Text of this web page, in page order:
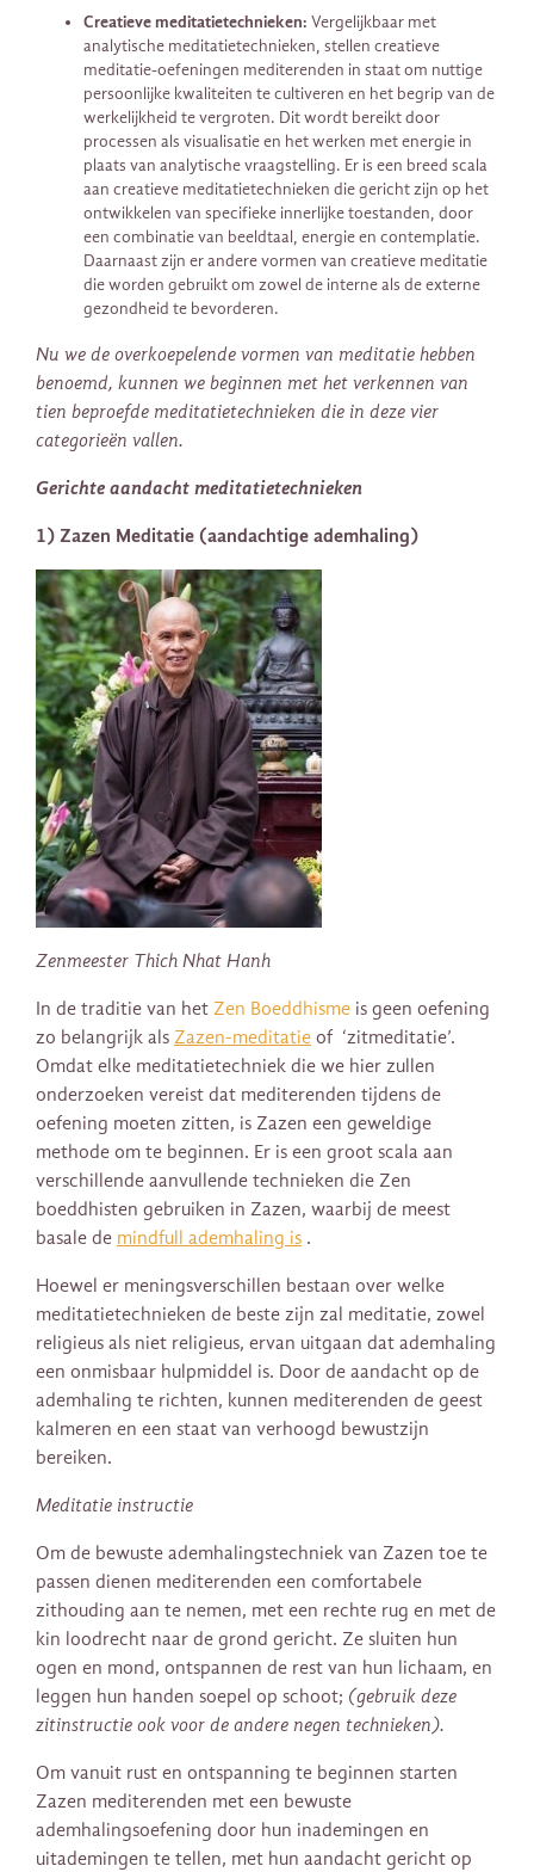
Creatieve meditatietechnieken: Vergelijkbaar met
analytische meditatietechnieken, stellen creatieve
meditatie-oefeningen mediterenden in staat om nuttige
persoonlijke kwaliteiten te cultiveren en het begrip van de
werkelijkheid te vergroten. Dit wordt bereikt door
processen als visualisatie en het werken met energie in
plaats van analytische vraagstelling. Er is een breed scala
aan creatieve meditatietechnieken die gericht zijn op het
ontwikkelen van specifieke innerlijke toestanden, door
een combinatie van beeldtaal, energie en contemplatie.
Daarnaast zijn er andere vormen van creatieve meditatie
die worden gebruikt om zowel de interne als de externe
gezondheid te bevorderen.
Nu we de overkoepelende vormen van meditatie hebben
benoemd, kunnen we beginnen met het verkennen van
tien beproefde meditatietechnieken die in deze vier
categorieën vallen.
Gerichte aandacht meditatietechnieken
1) Zazen Meditatie (aandachtige ademhaling)
Zenmeester Thich Nhat Hanh
In de traditie van het Zen Boeddhisme is geen oefening
zo belangrijk als Zazen-meditatie of ‘zitmeditatie’.
Omdat elke meditatietechniek die we hier zullen
onderzoeken vereist dat mediterenden tijdens de
oefening moeten zitten, is Zazen een geweldige
methode om te beginnen. Er is een groot scala aan
verschillende aanvullende technieken die Zen
boeddhisten gebruiken in Zazen, waarbij de meest
basale de mindfull ademhaling is .
Hoewel er meningsverschillen bestaan over welke
meditatietechnieken de beste zijn zal meditatie, zowel
religieus als niet religieus, ervan uitgaan dat ademhaling
een onmisbaar hulpmiddel is. Door de aandacht op de
ademhaling te richten, kunnen mediterenden de geest
kalmeren en een staat van verhoogd bewustzijn
bereiken.
Meditatie instructie
Om de bewuste ademhalingstechniek van Zazen toe te
passen dienen mediterenden een comfortabele
zithouding aan te nemen, met een rechte rug en met de
kin loodrecht naar de grond gericht. Ze sluiten hun
ogen en mond, ontspannen de rest van hun lichaam, en
leggen hun handen soepel op schoot; (gebruik deze
zitinstructie ook voor de andere negen technieken).
Om vanuit rust en ontspanning te beginnen starten
Zazen mediterenden met een bewuste
ademhalingsoefening door hun inademingen en
uitademingen te tellen, met hun aandacht gericht op